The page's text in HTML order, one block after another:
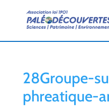
28Groupe-
phreatique-